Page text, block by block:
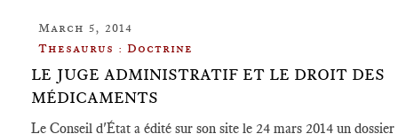
March 5, 2014
Thesaurus : Doctrine
LE JUGE ADMINISTRATIF ET LE DROIT DES
MÉDICAMENTS
Le Conseil d'État a édité sur son site le 24 mars 2014 un dossier